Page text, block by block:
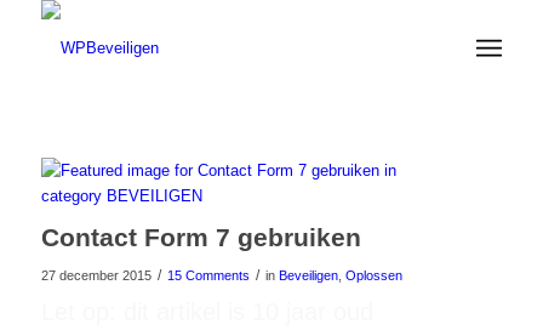
Contact Form 7 gebruiken
27 december 2015 / 15 Comments / in Beveiligen, Oplossen